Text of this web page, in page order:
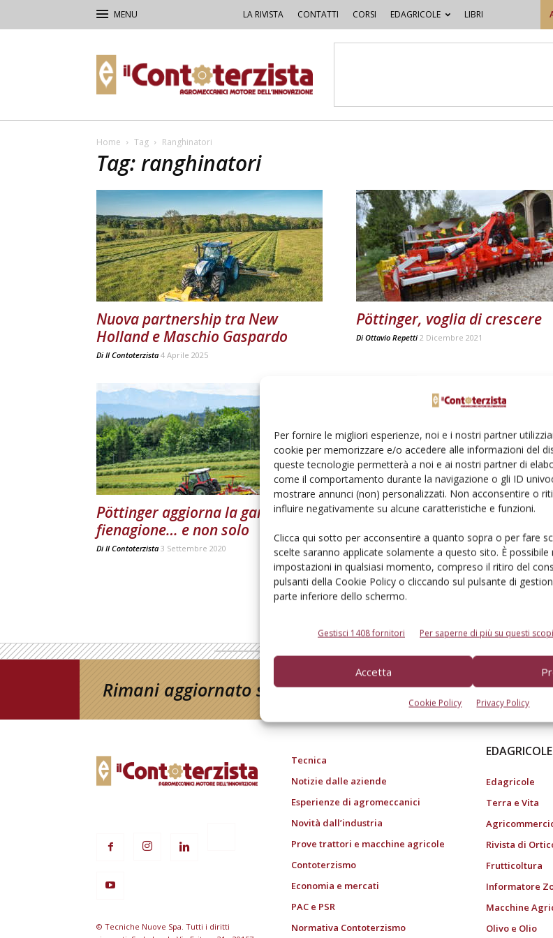
Per fornire le migliori esperienze, noi e i nostri partner
cookie per memorizzare e/o accedere alle informazioni del
queste tecnologie permetterà a noi e ai nostri partner di
come il comportamento durante la navigazione o gli ID
mostrare annunci (non) personalizzati. Non acconsentire o
influire negativamente su alcune caratteristiche e funzioni.
Clicca qui sotto per acconsentire a quanto sopra o per fare
scelte saranno applicate solamente a questo sito. È possibile
impostazioni in qualsiasi momento, compreso il ritiro del
pulsanti della Cookie Policy o cliccando sul pulsante di
parte inferiore dello schermo.
Gestisci 1408 fornitori Per saperne di più su questi scopi
Accetta
Cookie Policy Privacy Policy
LA RIVISTA CONTATTI CORSI EDAGRICOLE LIBRI
Contoterzista
Home Tag Ranghinatori
Tag: ranghinatori
Nuova partnership tra New
Holland e Maschio Gaspardo
Di Il Contoterzista 4 Aprile 2025
Pöttinger, voglia di crescere
Di Ottavio Repetti 2 Dicembre 2021
Pöttinger aggiorna la gamma
fienagione… e non solo
Di Il Contoterzista 3 Settembre 2020
Rimani aggiornato sul mondo dell’agricoltura
© Tecniche Nuove Spa. Tutti i diritti
Tecnica
Notizie dalle aziende
Esperienze di agromeccanici
Novità dall’industria
Prove trattori e macchine agricole
Contoterzismo
Economia e mercati
PAC e PSR
Normativa Contoterzismo
EDAGRICOLE
Edagricole
Terra e Vita
Rivista di
Frutticoltura
Informatore
Macchine
Olivo e Olio